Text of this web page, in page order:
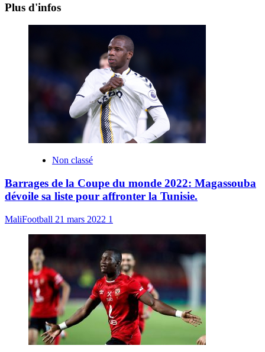
Plus d'infos
Non classé
Barrages de la Coupe du monde 2022: Magassouba
dévoile sa liste pour affronter la Tunisie.
MaliFootball 21 mars 2022 1